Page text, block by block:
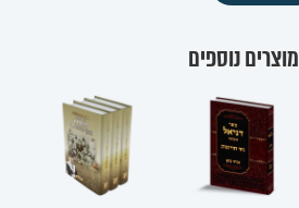
מוצרים נוספים